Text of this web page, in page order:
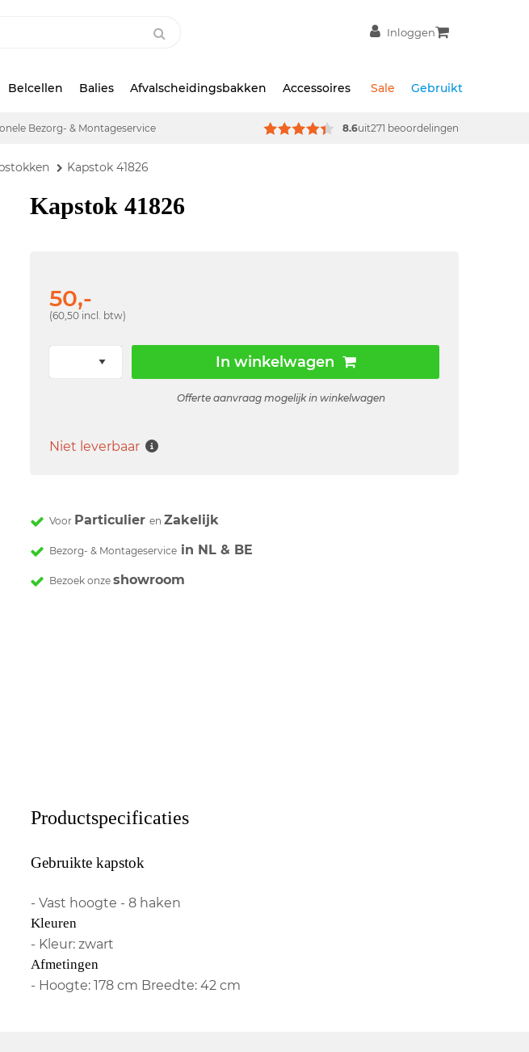
Inloggen
Belcellen Balies Afvalscheidingsbakken Accessoires Sale Gebruikt
Bezorg- & Montageservice 8.6uit271 beoordelingen
Kapstok 41826
Kapstok 41826
50,-
(60,50 incl. btw)
In winkelwagen
Offerte aanvraag mogelijk in winkelwagen
Niet leverbaar
Voor ParticulierenZakelijk
Bezorg- & Montageservice in NL & BE
Bezoek onzeshowroom
Productspecificaties
Gebruikte kapstok
- Vast hoogte - 8 haken
Kleuren
- Kleur: zwart
Afmetingen
- Hoogte: 178 cm Breedte: 42 cm